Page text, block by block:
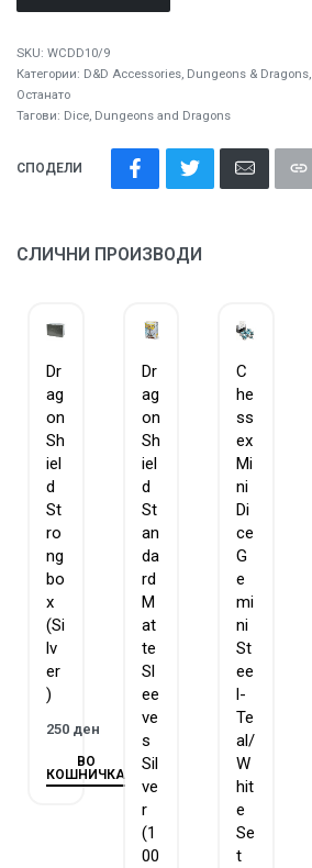
SKU: WCDD10/9
Категории: D&D Accessories, Dungeons & Dragons,
Останато
Тагови: Dice, Dungeons and Dragons
СПОДЕЛИ
СЛИЧНИ ПРОИЗВОДИ
Dr
ag
on
Sh
iel
d
St
ro
ng
bo
x
(Si
lv
er
)
250 ден
ВО
КОШНИЧКА
Dr
ag
on
Sh
iel
d
St
an
da
rd
M
at
te
Sl
ee
ve
s
Sil
ve
r
(1
00
C
he
ss
ex
Mi
ni
Di
ce
G
e
mi
ni
St
ee
l-
Te
al/
W
hit
e
Se
t